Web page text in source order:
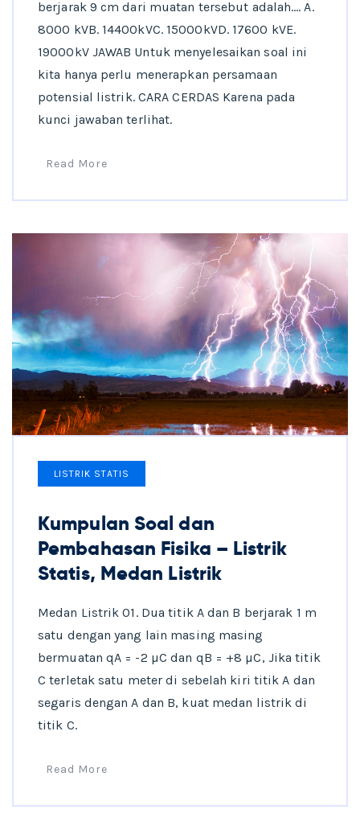
berjarak 9 cm dari muatan tersebut adalah…. A.
8000 kVB. 14400kVC. 15000kVD. 17600 kVE.
19000kV JAWAB Untuk menyelesaikan soal ini
kita hanya perlu menerapkan persamaan
potensial listrik. CARA CERDAS Karena pada
kunci jawaban terlihat.
Read More
LISTRIK STATIS
Kumpulan Soal dan
Pembahasan Fisika – Listrik
Statis, Medan Listrik
Medan Listrik 01. Dua titik A dan B berjarak 1 m
satu dengan yang lain masing masing
bermuatan qA = -2 µC dan qB = +8 µC, Jika titik
C terletak satu meter di sebelah kiri titik A dan
segaris dengan A dan B, kuat medan listrik di
titik C.
Read More